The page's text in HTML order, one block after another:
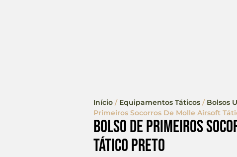
Início/ Equipamentos Táticos/ Bolsos
Primeiros Socorros De Molle Airsoft
Bolso De Primeiros
Tático Preto